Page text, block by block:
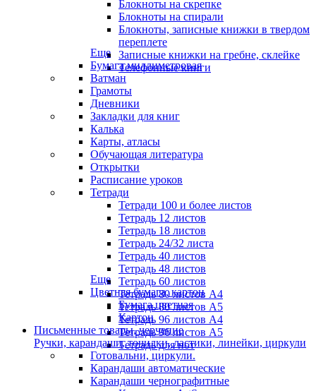
Блокноты на скрепке
Блокноты на спирали
Блокноты, записные книжки в твердом
переплете
Записные книжки на гребне, склейке
Телефонные книги
Еще
Бумага миллиметровая
Ватман
Грамоты
Дневники
Закладки для книг
Калька
Карты, атласы
Обучающая литература
Открытки
Расписание уроков
Тетради
Тетради 100 и более листов
Тетрадь 12 листов
Тетрадь 18 листов
Тетрадь 24/32 листа
Тетрадь 40 листов
Тетрадь 48 листов
Тетрадь 60 листов
Тетрадь 80 листов А4
Тетрадь 80 листов А5
Тетрадь 96 листов А4
Тетрадь 96 листов А5
Тетрадь для нот
Еще
Цветная бумага, картон
Бумага цветная
Картон
Письменные товары, черчение
Ручки, карандаши, точилки, ластики, линейки, циркули
Готовальни, циркули.
Карандаши автоматические
Карандаши чернографитные